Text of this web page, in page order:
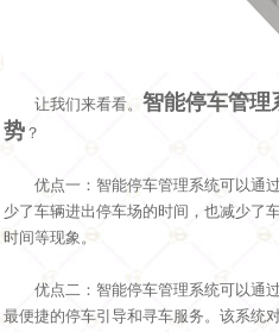
让我们来看看。 智能停车管理
势？
优点一：智能停车管理系统可以通过
少了车辆进出停车场的时间，也减少了
时间等现象。
优点二：智能停车管理系统可以通过
最便捷的停车引导和寻车服务。该系统